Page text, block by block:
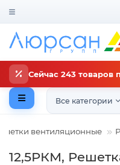
Сейчас 243 товаров
Все категории
вентиляционные
12,5РКМ,